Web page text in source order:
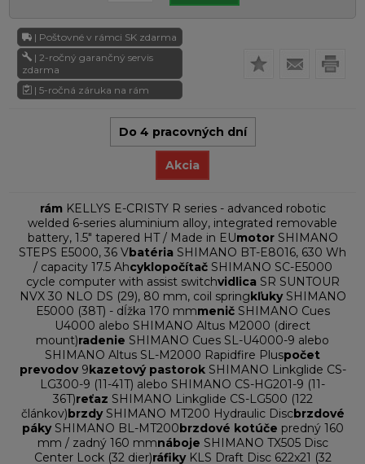
| Poštovné v rámci SK zdarma
| 2-ročný garančný servis
zdarma
| 5-ročná záruka na rám
Do 4 pracovných dní
Akcia
rámKELLYS E-CRISTY R series - advanced robotic
welded 6-series aluminium alloy, integrated removable
battery, 1.5" tapered HT / Made in EUmotorSHIMANO
STEPS E5000, 36 Vbatéria SHIMANO BT-E8016, 630 Wh
/ capacity 17.5 AhcyklopočítačSHIMANO SC-E5000
cycle computer with assist switchvidlicaSR SUNTOUR
NVX 30 NLO DS (29), 80 mm, coil spring kľukySHIMANO
E5000 (38T) - dĺžka 170 mmmeničSHIMANO Cues
U4000 alebo SHIMANO Altus M2000 (direct
mount)radenie SHIMANO Cues SL-U4000-9 alebo
SHIMANO Altus SL-M2000 Rapidfire Pluspočet
prevodov9 kazetový pastorokSHIMANO Linkglide CS-
LG300-9 (11-41T) alebo SHIMANO CS-HG201-9 (11-
36T)reťaz SHIMANO Linkglide CS-LG500 (122
článkov) brzdySHIMANO MT200 Hydraulic Discbrzdové
pákySHIMANO BL-MT200 brzdové kotúče predný 160
mm / zadný 160 mmnáboje SHIMANO TX505 Disc
Center Lock (32 dier)ráfikyKLS Draft Disc 622x21 (32